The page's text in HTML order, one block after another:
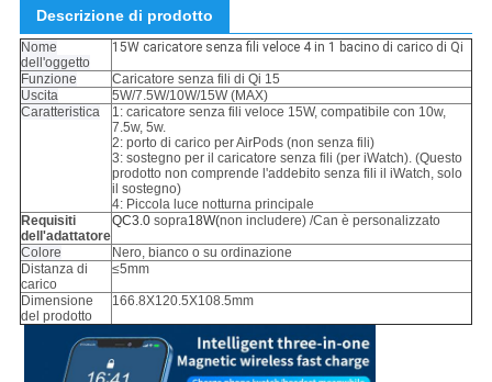
Descrizione di prodotto
Nome
dell'oggetto
15W caricatore senza fili veloce 4 in 1 bacino di carico di Qi
Funzione
Caricatore senza fili di Qi 15
Uscita
5W/7.5W/10W/15W (MAX)
Caratteristica
1: caricatore senza fili veloce 15W, compatibile con 10w,
7.5w, 5w.
2: porto di carico per AirPods (non senza fili)
3: sostegno per il caricatore senza fili (per iWatch). (Questo
prodotto non comprende l'addebito senza fili il iWatch, solo
il sostegno)
4: Piccola luce notturna principale
Requisiti
dell'adattatore
QC3.0 sopra18W(non includere) /Can è personalizzato
Colore
Nero, bianco o su ordinazione
Distanza di
carico
≤5mm
Dimensione
del prodotto
166.8X120.5X108.5mm